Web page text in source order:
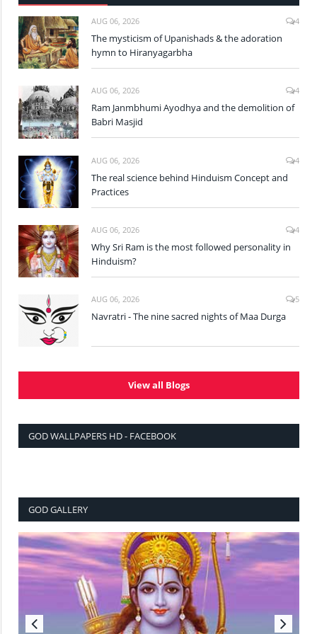
AUG 06, 2026 4
The mysticism of Upanishads & the adoration
hymn to Hiranyagarbha
AUG 06, 2026 4
Ram Janmbhumi Ayodhya and the demolition of
Babri Masjid
AUG 06, 2026 4
The real science behind Hinduism Concept and
Practices
AUG 06, 2026 4
Why Sri Ram is the most followed personality in
Hinduism?
AUG 06, 2026 5
Navratri - The nine sacred nights of Maa Durga
View all Blogs
GOD WALLPAPERS HD - FACEBOOK
GOD GALLERY